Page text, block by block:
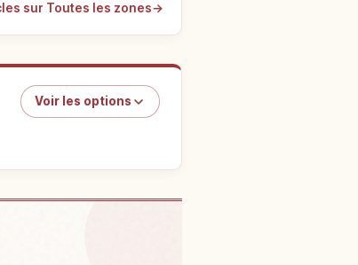
sur Toutes les zones→
Voir les options